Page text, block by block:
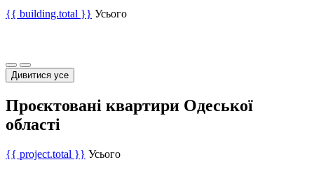
{{ building.total }} Усього
Дивитися усе
Проєктовані квартири Одеської
області
{{ project.total }} Усього